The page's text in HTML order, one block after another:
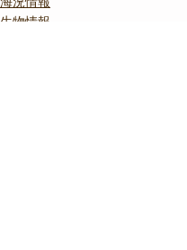
生物情報